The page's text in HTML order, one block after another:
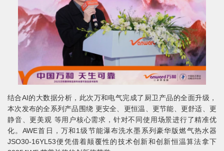
结合AI的大数据分析，此次万和电气完成了厨卫产品的全面升级，
本次发布的全系列产品围绕 更安全、更恒温、更节能、更舒适、更
静音、更美观 等用户核心需求，针对不同使用场景进行了精准优
化。AWE首日，万和1级节能瀑布洗水墨系列豪华版燃气热水器
JSO30-16YL53便凭借着颠覆性的技术创新和创新恒温算法拿下